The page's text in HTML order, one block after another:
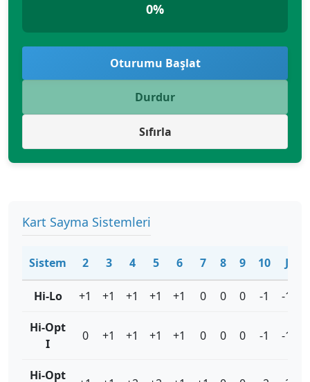
0%
Oturumu Başlat
Durdur
Sıfırla
Kart Sayma Sistemleri
Sistem 2 3 4 5 6 7 8 9 10 J
Hi-Lo +1 +1 +1 +1 +1 0 0 0 -1 -1
Hi-Opt
I
0 +1 +1 +1 +1 0 0 0 -1 -1
Hi-Opt